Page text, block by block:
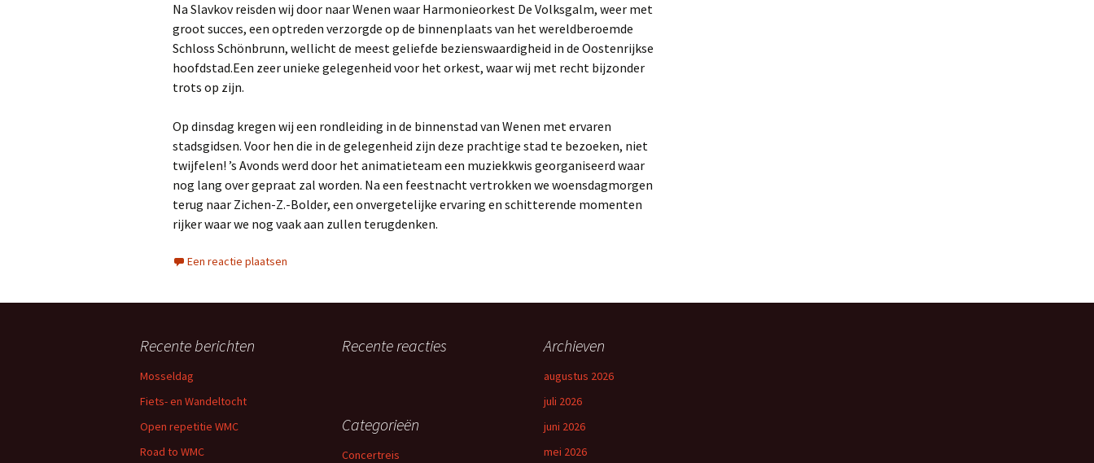
Na Slavkov reisden wij door naar Wenen waar Harmonieorkest De Volksgalm, weer met
groot succes, een optreden verzorgde op de binnenplaats van het wereldberoemde
Schloss Schönbrunn, wellicht de meest geliefde bezienswaardigheid in de Oostenrijkse
hoofdstad.Een zeer unieke gelegenheid voor het orkest, waar wij met recht bijzonder
trots op zijn.
Op dinsdag kregen wij een rondleiding in de binnenstad van Wenen met ervaren
stadsgidsen. Voor hen die in de gelegenheid zijn deze prachtige stad te bezoeken, niet
twijfelen! ’s Avonds werd door het animatieteam een muziekkwis georganiseerd waar
nog lang over gepraat zal worden. Na een feestnacht vertrokken we woensdagmorgen
terug naar Zichen-Z.-Bolder, een onvergetelijke ervaring en schitterende momenten
rijker waar we nog vaak aan zullen terugdenken.
Een reactie plaatsen
Recente berichten
Mosseldag
Fiets- en Wandeltocht
Open repetitie WMC
Road to WMC
Recente reacties Archieven
augustus 2026
juli 2026
juni 2026
mei 2026
Categorieën
Concertreis